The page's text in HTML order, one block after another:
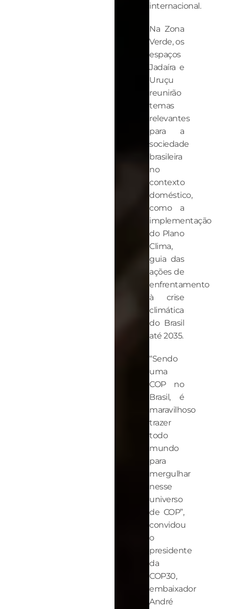
internacional.
Na Zona
Verde, os
espaços
Jadaíra e
Uruçu
reunirão
temas
relevantes
para a
sociedade
brasileira
no
contexto
doméstico,
como a
implementação
do Plano
Clima,
guia das
ações de
enfrentamento
à crise
climática
do Brasil
até 2035.
“Sendo
uma
COP no
Brasil, é
maravilhoso
trazer
todo
mundo
para
mergulhar
nesse
universo
de COP”,
convidou
o
presidente
da
COP30,
embaixador
André